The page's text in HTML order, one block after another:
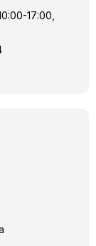
17:00,